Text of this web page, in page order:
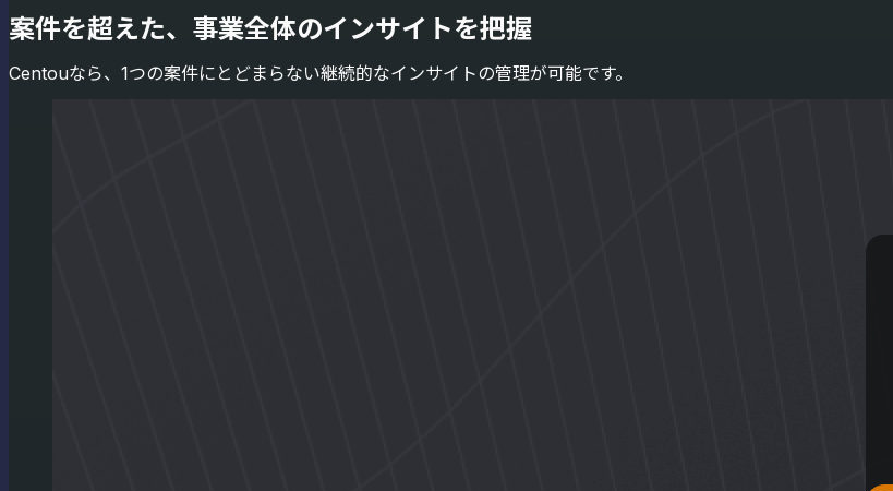
案件を超えた、事業全体のインサイトを把握
Centouなら、1つの案件にとどまらない継続的なインサイトの管理が可能です。